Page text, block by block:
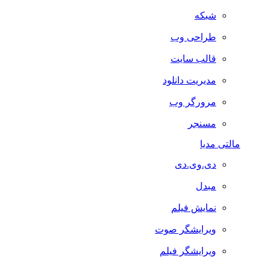
شبکه
طراحی وب
قالب سایت
مدیریت دانلود
مرورگر وب
مسنجر
مالتی مدیا
دی.وی.دی
مبدل
نمایش فیلم
ویرایشگر صوت
ویرایشگر فیلم